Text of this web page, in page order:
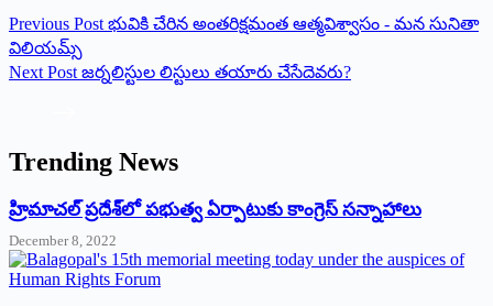
Previous Post భువికి చేరిన అంతరిక్షమంత ఆత్మవిశ్వాసం - మన సునితా
విలియమ్స్‌
Next Post జర్నలిస్టుల లిస్టులు తయారు చేసేదెవరు?
Trending News
‌హ్రిమాచల్‌ ‌ప్రదేశ్‌లో పభుత్వ ఏర్పాటుకు కాంగ్రెస్‌ ‌సన్నాహాలు
December 8, 2022